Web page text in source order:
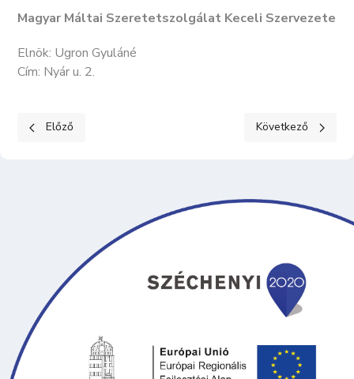
Magyar Máltai Szeretetszolgálat Keceli Szervezete
Elnök: Ugron Gyuláné
Cím: Nyár u. 2.
Előző cikk: KECELI PATACHICH GÁBOR BORREND
Előző Következő cikk:
Következő